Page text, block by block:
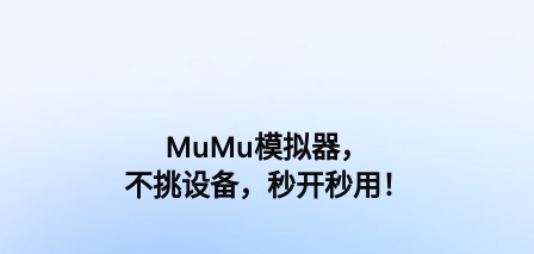
MuMu模拟器，
不挑设备，秒开秒用！